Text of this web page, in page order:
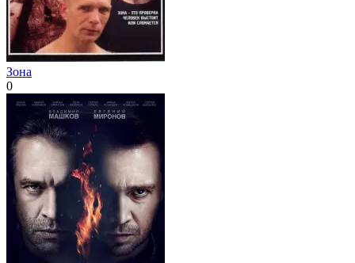
Зона
0